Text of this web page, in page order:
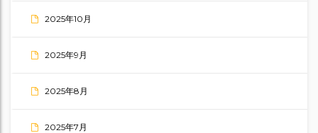
2025年10月
2025年9月
2025年8月
2025年7月